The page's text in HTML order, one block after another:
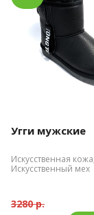
Угги мужские
Искусственная кожа,
Искусственный мех
3280 р.